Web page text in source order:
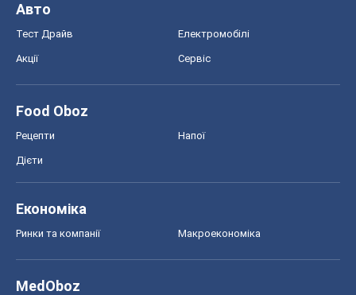
Авто
Тест Драйв Електромобілі
Акції Сервіс
Food Oboz
Рецепти Напої
Дієти
Економіка
Ринки та компанії Макроекономіка
MedOboz